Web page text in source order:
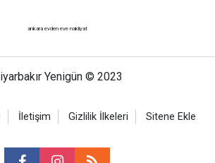
ankara evden eve nakliyat
Yenigün © 2023
İletişim Gizlilik İlkeleri Sitene Ekle